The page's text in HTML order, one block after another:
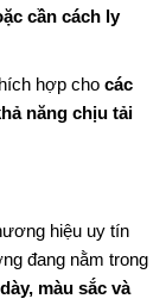
cần cách ly
hợp cho các
năng chịu tải
hiệu uy tín
đang nằm trong
màu sắc và